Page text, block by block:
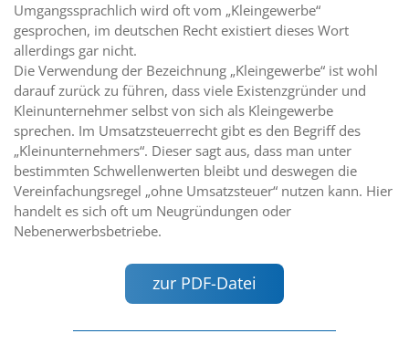
Umgangssprachlich wird oft vom „Kleingewerbe“
gesprochen, im deutschen Recht existiert dieses Wort
allerdings gar nicht.
Die Verwendung der Bezeichnung „Kleingewerbe“ ist wohl
darauf zurück zu führen, dass viele Existenzgründer und
Kleinunternehmer selbst von sich als Kleingewerbe
sprechen. Im Umsatzsteuerrecht gibt es den Begriff des
„Kleinunternehmers“. Dieser sagt aus, dass man unter
bestimmten Schwellenwerten bleibt und deswegen die
Vereinfachungsregel „ohne Umsatzsteuer“ nutzen kann. Hier
handelt es sich oft um Neugründungen oder
Nebenerwerbsbetriebe.
zur PDF-Datei